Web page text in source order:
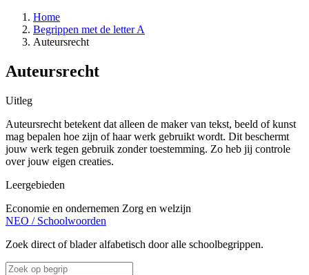
Home
Begrippen met de letter A
Auteursrecht
Auteursrecht
Uitleg
Auteursrecht betekent dat alleen de maker van tekst, beeld of kunst
mag bepalen hoe zijn of haar werk gebruikt wordt. Dit beschermt
jouw werk tegen gebruik zonder toestemming. Zo heb jij controle
over jouw eigen creaties.
Leergebieden
Economie en ondernemen Zorg en welzijn
NEO / Schoolwoorden
Zoek direct of blader alfabetisch door alle schoolbegrippen.